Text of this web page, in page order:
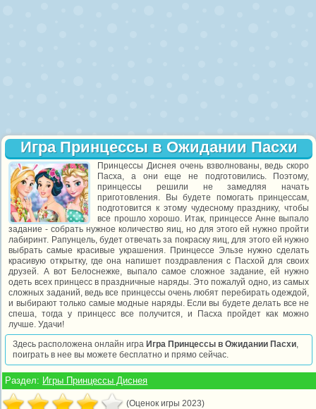
Игра Принцессы в Ожидании Пасхи
Принцессы Диснея очень взволнованы, ведь скоро
Пасха, а они еще не подготовились. Поэтому,
принцессы решили не замедляя начать
приготовления. Вы будете помогать принцессам,
подготовится к этому чудесному празднику, чтобы
все прошло хорошо. Итак, принцессе Анне выпало
задание - собрать нужное количество яиц, но для этого ей нужно пройти
лабиринт. Рапунцель, будет отвечать за покраску яиц, для этого ей нужно
выбрать самые красивые украшения. Принцессе Эльзе нужно сделать
красивую открытку, где она напишет поздравления с Пасхой для своих
друзей. А вот Белоснежке, выпало самое сложное задание, ей нужно
одеть всех принцесс в праздничные наряды. Это пожалуй одно, из самых
сложных заданий, ведь все принцессы очень любят перебирать одеждой,
и выбирают только самые модные наряды. Если вы будете делать все не
спеша, тогда у принцесс все получится, и Пасха пройдет как можно
лучше. Удачи!
Здесь расположена онлайн игра Игра Принцессы в Ожидании Пасхи,
поиграть в нее вы можете бесплатно и прямо сейчас.
Раздел: Игры Принцессы Диснея
(Оценок игры 2023)